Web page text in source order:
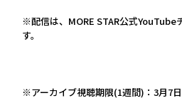
※配信は、MORE STAR公式YouTube
す。
※アーカイブ視聴期限(1週間)：3月7